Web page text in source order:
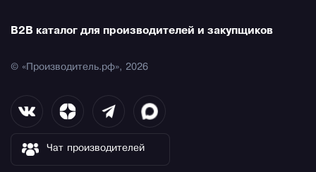
B2B каталог для производителей и закупщиков
© «Производитель.рф», 2026
Чат производителей